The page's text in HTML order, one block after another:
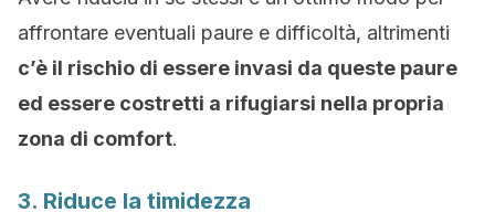
affrontare eventuali paure e difficoltà, altrimenti
c’è il rischio di essere invasi da queste paure
ed essere costretti a rifugiarsi nella propria
zona di comfort.
3. Riduce la timidezza